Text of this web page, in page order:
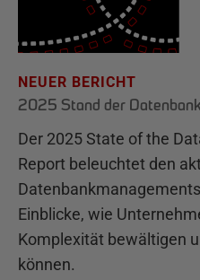
NEUER BERICHT
2025 Stand der
Der 2025 State of the
Report beleuchtet den
Einblicke, wie
Komplexität bewältigen
können.